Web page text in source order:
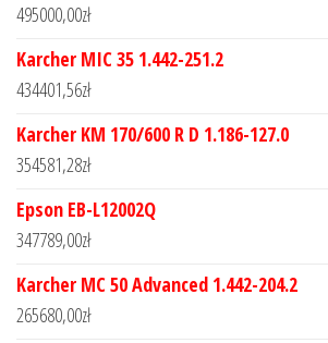
495000,00zł
Karcher MIC 35 1.442-251.2
434401,56zł
Karcher KM 170/600 R D 1.186-127.0
354581,28zł
Epson EB-L12002Q
347789,00zł
Karcher MC 50 Advanced 1.442-204.2
265680,00zł